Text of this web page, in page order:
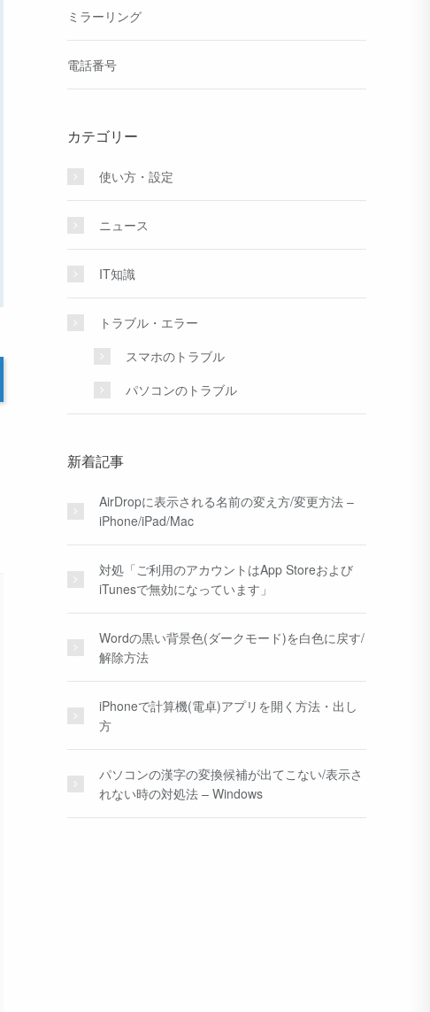
ミラーリング
電話番号
カテゴリー
使い方・設定
ニュース
IT知識
トラブル・エラー
スマホのトラブル
パソコンのトラブル
新着記事
AirDropに表示される名前の変え方/変更方法 –
iPhone/iPad/Mac
対処「ご利用のアカウントはApp Storeおよび
iTunesで無効になっています」
Wordの黒い背景色(ダークモード)を白色に戻す/
解除方法
iPhoneで計算機(電卓)アプリを開く方法・出し
方
パソコンの漢字の変換候補が出てこない/表示さ
れない時の対処法 – Windows